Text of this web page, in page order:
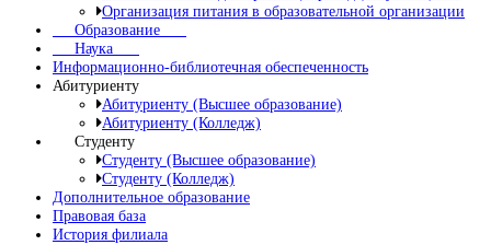
Организация питания в образовательной организации
Образование
Наука
Информационно-библиотечная обеспеченность
Абитуриенту
Абитуриенту (Высшее образование)
Абитуриенту (Колледж)
Студенту
Студенту (Высшее образование)
Студенту (Колледж)
Дополнительное образование
Правовая база
История филиала